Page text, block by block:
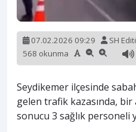
07.02.2026 09:29 SH
568 okunma
Seydikemer ilçesinde
gelen trafik kazasında,
sonucu 3 sağlık personeli